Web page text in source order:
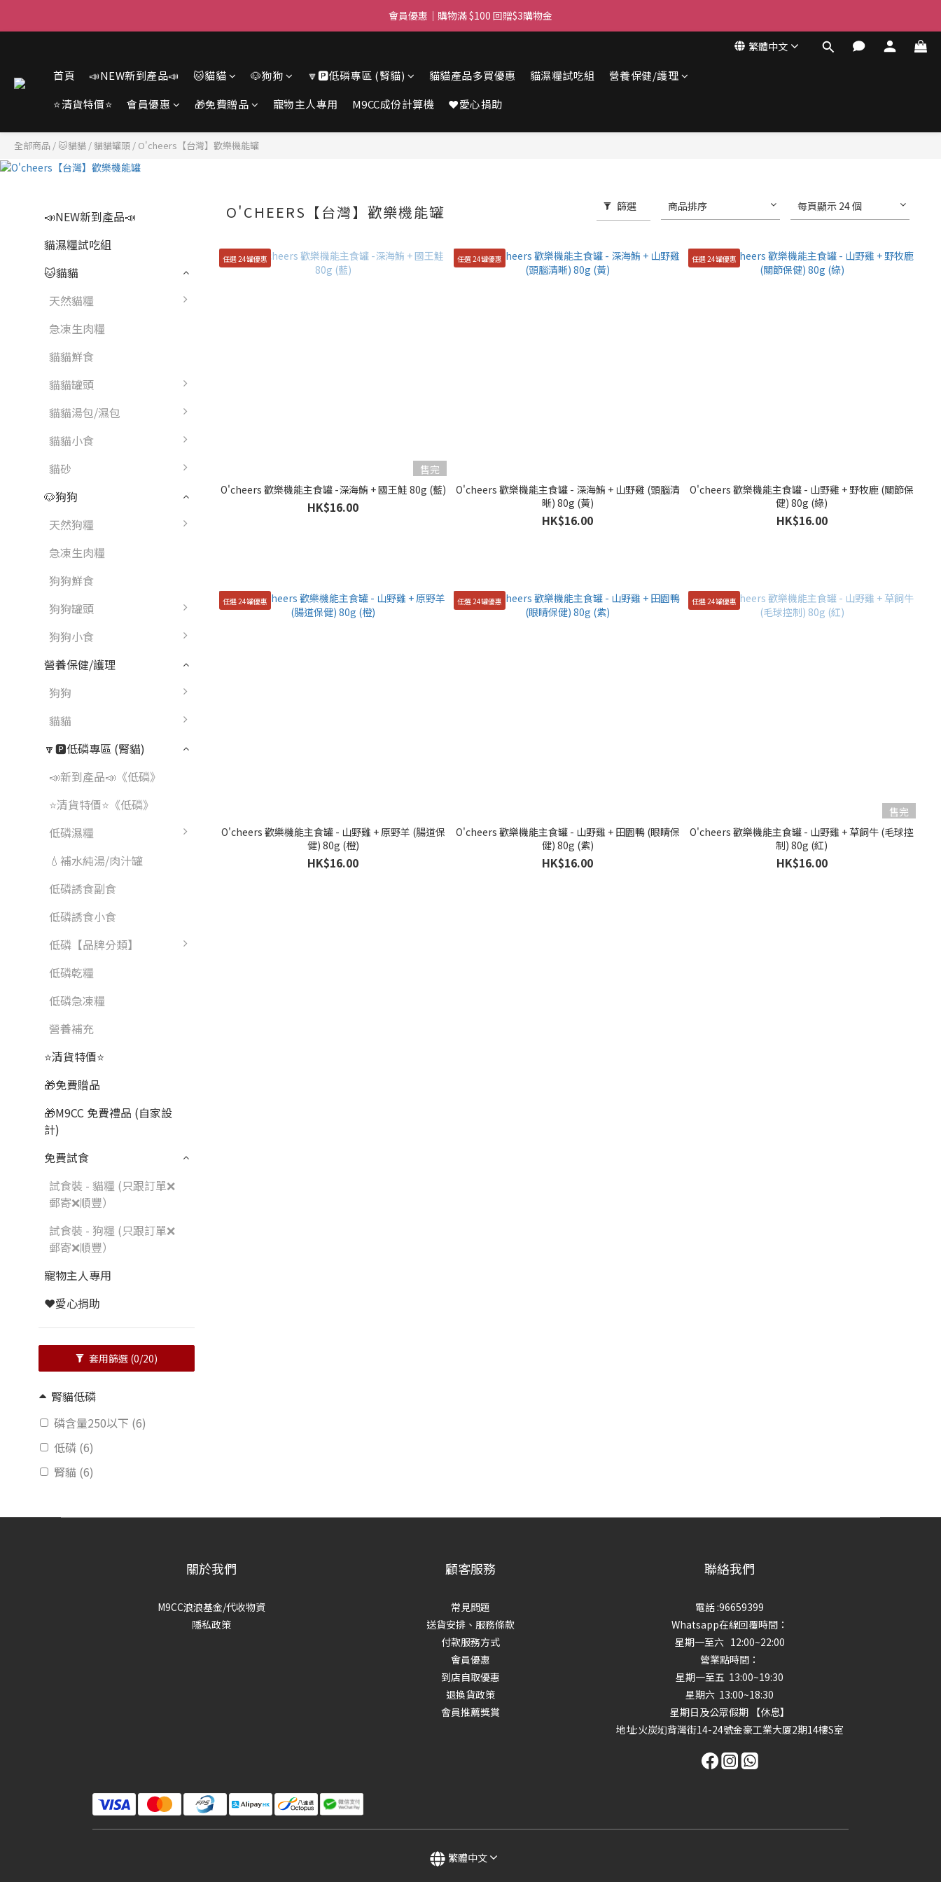
滿$450免費送貨上門 I 滿$350免運 順豐自取
會員優惠｜購物滿 $100 回贈$3購物金
繁體中文
首頁 📣NEW新到產品📣 🐱貓貓 🐶狗狗 🔽🅿️低磷專區 (腎貓) 貓貓產品多買優惠 貓濕糧試吃組
營養保健/護理
⭐清貨特價⭐
會員優惠 🎁免費贈品 寵物主人專用 M9CC成份計算機 ❤️愛心捐助
全部商品 / 🐱貓貓 /貓貓罐頭 / O'cheers【台灣】歡樂機能罐
📣NEW新到產品📣
貓濕糧試吃組
🐱貓貓
天然貓糧
急凍生肉糧
貓貓鮮食
貓貓罐頭
貓貓湯包/濕包
貓貓小食
貓砂
🐶狗狗
天然狗糧
急凍生肉糧
狗狗鮮食
狗狗罐頭
狗狗小食
營養保健/護理
狗狗
貓貓
🔽🅿️低磷專區 (腎貓)
📣新到產品📣《低磷》
⭐清貨特價⭐《低磷》
低磷濕糧
💧補水純湯/肉汁罐
低磷誘食副食
低磷誘食小食
低磷【品牌分類】
低磷乾糧
低磷急凍糧
營養補充
⭐清貨特價⭐
🎁免費贈品
🎁M9CC 免費禮品 (自家設
計)
免費試食
試食裝 - 貓糧 (只跟訂單❌
郵寄❌順豐）
試食裝 - 狗糧 (只跟訂單❌
郵寄❌順豐）
寵物主人專用
❤️愛心捐助
套用篩選 (0/20)
腎貓低磷
磷含量250以下 (6)
低磷 (6)
腎貓 (6)
O'CHEERS【台灣】歡樂機能罐 篩選 商品排序 每頁顯示 24 個
任選 24罐優惠
售完
O'cheers 歡樂機能主食罐 -深海鮪 + 國王鮭 80g (藍)
HK$16.00
任選 24罐優惠
O'cheers 歡樂機能主食罐 - 深海鮪 + 山野雞 (頭腦清
晰) 80g (黃)
HK$16.00
任選 24罐優惠
O'cheers 歡樂機能主食罐 - 山野雞 + 野牧鹿 (關節保
健) 80g (綠)
HK$16.00
任選 24罐優惠
O'cheers 歡樂機能主食罐 - 山野雞 + 原野羊 (腸道保
健) 80g (橙)
HK$16.00
任選 24罐優惠
O'cheers 歡樂機能主食罐 - 山野雞 + 田園鴨 (眼睛保
健) 80g (紫)
HK$16.00
任選 24罐優惠
售完
O'cheers 歡樂機能主食罐 - 山野雞 + 草飼牛 (毛球控
制) 80g (紅)
HK$16.00
關於我們
M9CC浪浪基金/代收物資
隱私政策
顧客服務
常見問題
送貨安排、服務條款
付款服務方式
會員優惠
到店自取優惠
退換貨政策
會員推薦獎賞
聯絡我們
電話 :96659399
Whatsapp在線回覆時間：
星期一至六 12:00~22:00
營業點時間：
星期一至五 13:00~19:30
星期六 13:00~18:30
星期日及公眾假期 【休息】
地址:火炭㘭背灣街14-24號金豪工業大厦2期14樓S室
繁體中文